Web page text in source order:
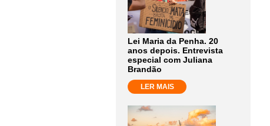
Lei Maria da Penha. 20
anos depois. Entrevista
especial com Juliana
Brandão
LER MAIS